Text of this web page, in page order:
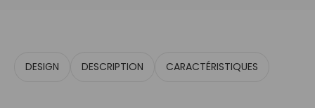
DESIGN DESCRIPTION CARACTÉRISTIQUES